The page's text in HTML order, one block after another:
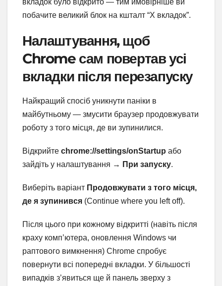
побачите великий блок на кшталт “X вкладок”.
Налаштування, щоб
Chrome сам повертав усі
вкладки після перезапуску
Найкращий спосіб уникнути паніки в
майбутньому — змусити браузер продовжувати
роботу з того місця, де ви зупинилися.
Відкрийте chrome://settings/onStartup або
зайдіть у налаштування → При запуску.
Виберіть варіант Продовжувати з того місця,
де я зупинився (Continue where you left off).
Після цього при кожному відкритті (навіть після
краху комп’ютера, оновлення Windows чи
раптового вимкнення) Chrome спробує
повернути всі попередні вкладки. У більшості
випадків з’явиться ще й панель зверху з